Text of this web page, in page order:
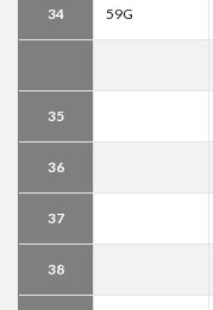
34 59G
35
36
37
38